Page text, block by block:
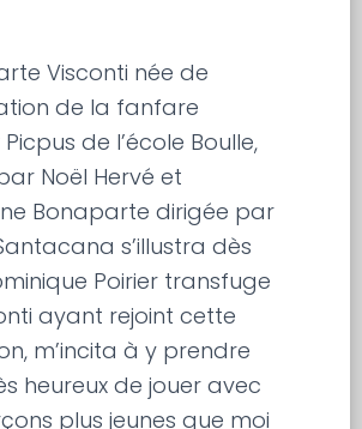
Visconti née de
de la fanfare
de l’école Boulle,
Noël Hervé et
Bonaparte dirigée par
s’illustra dès
Poirier transfuge
ayant rejoint cette
m’incita à y prendre
heureux de jouer avec
plus jeunes que moi